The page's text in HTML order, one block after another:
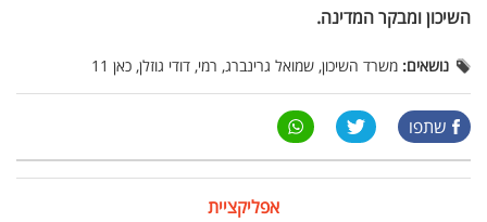
השיכון ומבקר המדינה.
נושאים: משרד השיכון, שמואל גרינברג, רמי, דודי גוזלן, כאן 11
שתפו
אפליקציית